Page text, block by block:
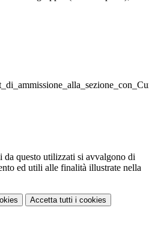
da questo utilizzati si avvalgono di
ed utili alle finalità illustrate nella
Accetta tutti i cookies